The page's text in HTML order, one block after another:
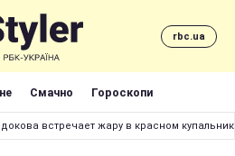
rbc.ua
Смачно Гороскопи
встречает жару в красном